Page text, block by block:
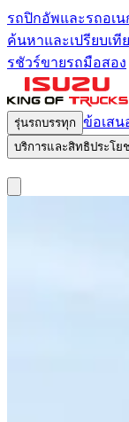
รถปิกอัพและรถอเน
ค้นหาและเปรียบเที
รชัวร์ขายรถมือสอง
รุ่นรถบรรทุก ข้อเสน
บริการและสิทธิประโย